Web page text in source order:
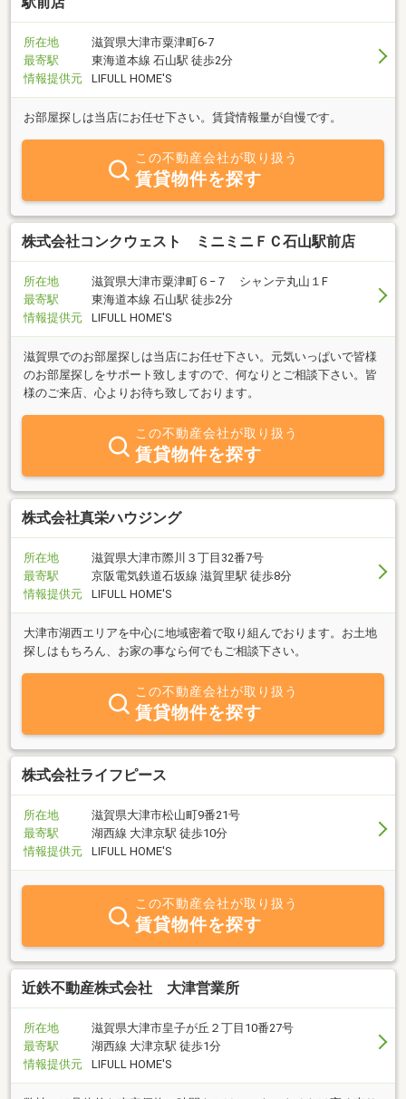
所在地
滋賀県大津市粟津町6-7
最寄駅
東海道本線 石山駅 徒歩2分
情報提供元
LIFULL HOME'S
お部屋探しは当店にお任せ下さい。賃貸情報量が自慢です。
この不動産会社が取り扱う
賃貸物件を探す
株式会社コンクウェスト ミニミニＦＣ石山駅前店
所在地
滋賀県大津市粟津町６−７ シャンテ丸山１F
最寄駅
東海道本線 石山駅 徒歩2分
情報提供元
LIFULL HOME'S
滋賀県でのお部屋探しは当店にお任せ下さい。元気いっぱいで皆様
のお部屋探しをサポート致しますので、何なりとご相談下さい。皆
様のご来店、心よりお待ち致しております。
この不動産会社が取り扱う
賃貸物件を探す
株式会社真栄ハウジング
所在地
滋賀県大津市際川３丁目32番7号
最寄駅
京阪電気鉄道石坂線 滋賀里駅 徒歩8分
情報提供元
LIFULL HOME'S
大津市湖西エリアを中心に地域密着で取り組んでおります。お土地
探しはもちろん、お家の事なら何でもご相談下さい。
この不動産会社が取り扱う
賃貸物件を探す
株式会社ライフピース
所在地
滋賀県大津市松山町9番21号
最寄駅
湖西線 大津京駅 徒歩10分
情報提供元
LIFULL HOME'S
この不動産会社が取り扱う
賃貸物件を探す
近鉄不動産株式会社 大津営業所
所在地
滋賀県大津市皇子が丘２丁目10番27号
最寄駅
湖西線 大津京駅 徒歩1分
情報提供元
LIFULL HOME'S